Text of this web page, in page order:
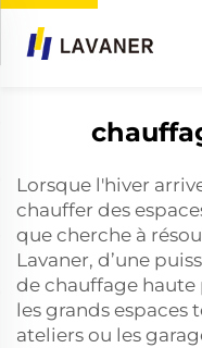
Lorsque l'hiver
chauffer des
que cherche à
Lavaner, d’une
de chauffage
les grands espaces
ateliers ou les